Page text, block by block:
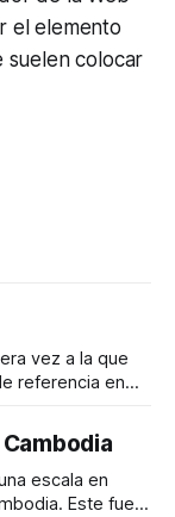
el elemento
colocar
vez a la que
referencia en
momento.
escala en
Este fue